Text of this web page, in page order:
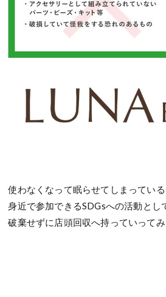
使わなくなって眠らせてしまっている
身近で参加できるSDGsへの活動とし
破棄せずに店頭回収へ持っていって